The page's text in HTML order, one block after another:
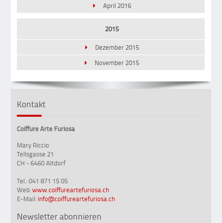
April 2016
2015
Dezember 2015
November 2015
Kontakt
Coiffure Arte Furiosa
Mary Riccio
Tellsgasse 21
CH - 6460 Altdorf
Tel.: 041 871 15 05
Web:www.coiffureartefuriosa.ch
E-Mail: info@coiffureartefuriosa.ch
Newsletter abonnieren